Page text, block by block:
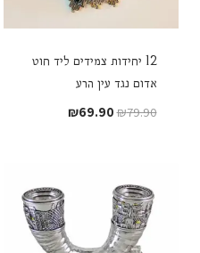
12 יחידות צמידים ליד חוט
אדום נגד עין הרע
₪79.90
המחיר ₪69.90 המחיר